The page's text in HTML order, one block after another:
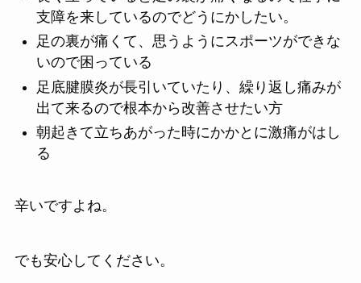
支障を来しているのでどうにかしたい。
足の裏が痛くて、思うようにスポーツができな
いので困っている
足底腱膜炎が長引いていたり、繰り返し痛みが
出て来るので根本から改善させたい方
朝起きて立ちあがった時にかかとに激痛がはし
る
辛いですよね。
でも安心してください。